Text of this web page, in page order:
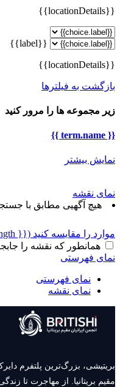
{{locationDetails}}
{{label}}
{{locationDetails}}
بازگشت به فیلترها
زیر مجموعه ها را مرور کنید
{{ term.name }}
نمایش بیشتر
نمای نقشه
هیچ آگهیی مطابق با
موارد را مقایسه کنید ({{ compare.length }})
همانطور که نقشه را
نمای فهرستی
نمای فهرستی
نمای نقشه
بریتیشی، بزرگ‌ترین پلتفرم
مقیم بریتانیا. از مهاجرت تا